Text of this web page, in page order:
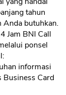
tahun
Anda butuhkan.
Jam BNI Call
ponsel
informasi
Business Card